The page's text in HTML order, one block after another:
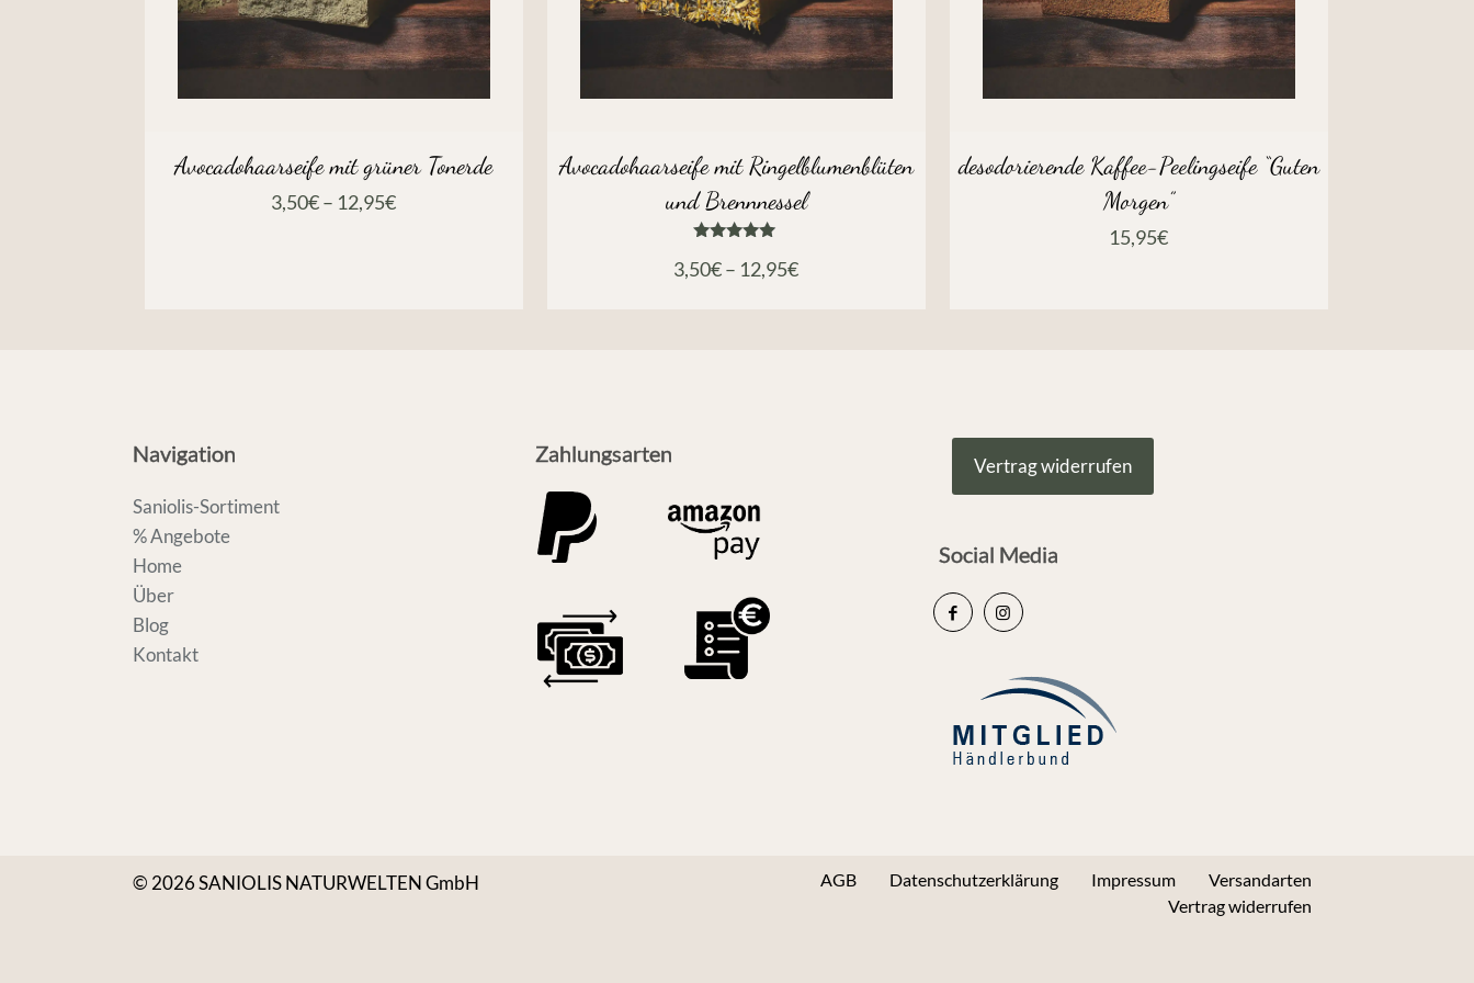
Avocadohaarseife mit grüner Tonerde
3,50€– 12,95€
Avocadohaarseife mit Ringelblumenblüten
und Brennnessel
mit
3,50€– 12,95€
desodorierende Kaffee-Peelingseife “Guten
Morgen”
15,95€
Navigation
Saniolis-Sortiment
% Angebote
Home
Über
Blog
Kontakt
Zahlungsarten Vertrag widerrufen
Social Media
© 2026 SANIOLIS NATURWELTEN GmbH AGB Datenschutzerklärung Impressum
Versandarten
Vertrag widerrufen